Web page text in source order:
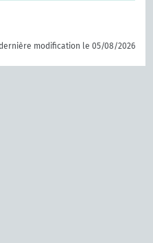
modification le 05/08/2026